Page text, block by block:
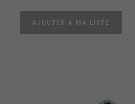
AJOUTER À MA LISTE